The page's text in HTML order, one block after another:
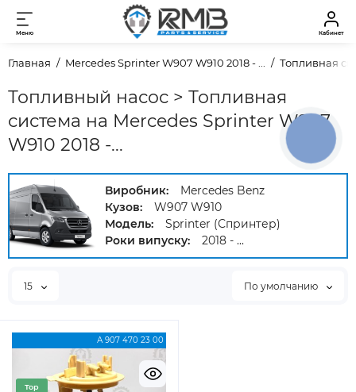
Меню Кабинет
Главная Mercedes Sprinter W907 W910 2018 - ... Топливная
Топливный насос > Топливная
система на Mercedes Sprinter W907
W910 2018 -...
Виробник:
Mercedes Benz
Кузов:
W907 W910
Модель:
Sprinter (Спринтер)
Роки випуску:
2018 - ...
15 По умолчанию
А 907 470 23 00
Top